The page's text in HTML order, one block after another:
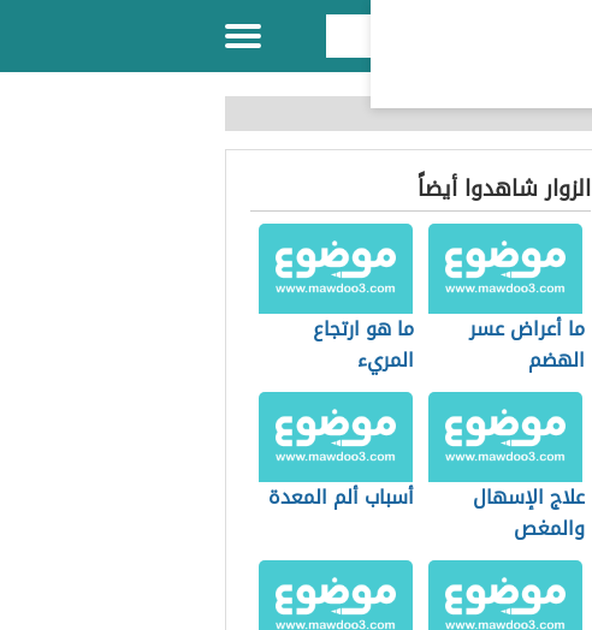
الزوار شاهدوا أيضاً
ما أعراض عسر
الهضم
ما هو ارتجاع
المريء
علاج الإسهال
والمغص
أسباب ألم المعدة